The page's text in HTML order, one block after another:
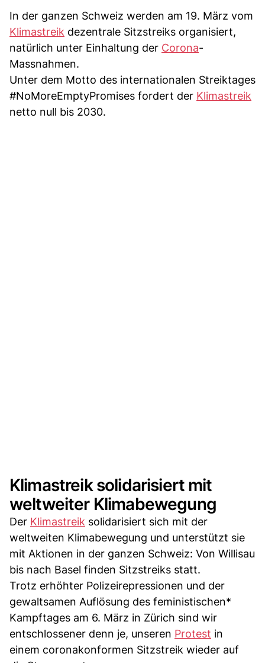
In der ganzen Schweiz werden am 19. März vom
Klimastreik dezentrale Sitzstreiks organisiert,
natürlich unter Einhaltung der Corona-
Massnahmen.
Unter dem Motto des internationalen Streiktages
#NoMoreEmptyPromises fordert der Klimastreik
netto null bis 2030.
Klimastreik solidarisiert mit
weltweiter Klimabewegung
Der Klimastreik solidarisiert sich mit der
weltweiten Klimabewegung und unterstützt sie
mit Aktionen in der ganzen Schweiz: Von Willisau
bis nach Basel finden Sitzstreiks statt.
Trotz erhöhter Polizeirepressionen und der
gewaltsamen Auflösung des feministischen*
Kampftages am 6. März in Zürich sind wir
entschlossener denn je, unseren Protest in
einem coronakonformen Sitzstreik wieder auf